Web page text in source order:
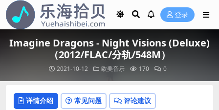
登录
Imagine Dragons - Night Visions (Deluxe)
（2012/FLAC/分轨/548M）
2021-10-12 欧美音乐 170 0
详情介绍 常见问题 评论建议